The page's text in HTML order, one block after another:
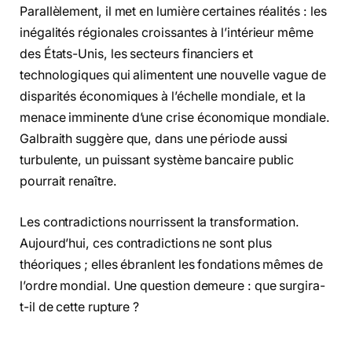
Parallèlement, il met en lumière certaines réalités : les
inégalités régionales croissantes à l’intérieur même
des États-Unis, les secteurs financiers et
technologiques qui alimentent une nouvelle vague de
disparités économiques à l’échelle mondiale, et la
menace imminente d’une crise économique mondiale.
Galbraith suggère que, dans une période aussi
turbulente, un puissant système bancaire public
pourrait renaître.
Les contradictions nourrissent la transformation.
Aujourd’hui, ces contradictions ne sont plus
théoriques ; elles ébranlent les fondations mêmes de
l’ordre mondial. Une question demeure : que surgira-
t-il de cette rupture ?